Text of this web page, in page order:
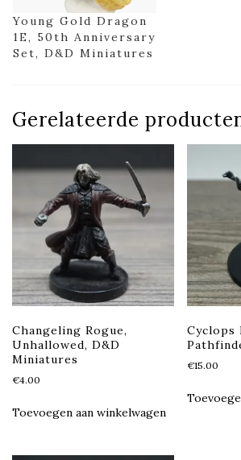
Young Gold Dragon
1E, 50th Anniversary
Set, D&D Miniatures
Gerelateerde
Changeling Rogue,
Unhallowed, D&D
Miniatures
€4.00
Toevoegen aan winkelwagen
Cyclops
€15.00